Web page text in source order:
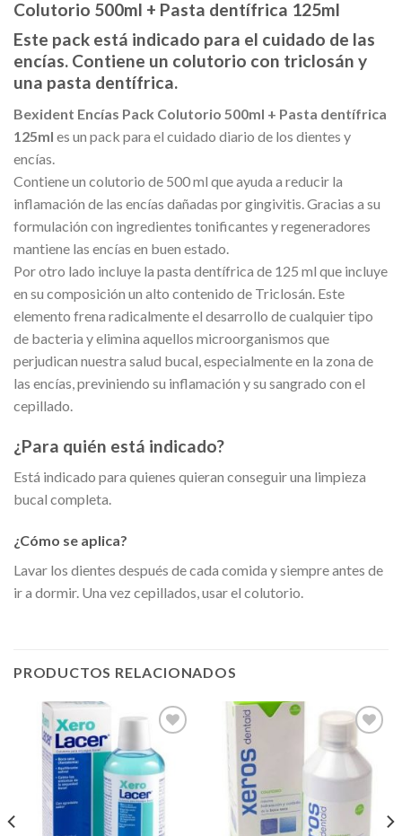
Colutorio 500ml + Pasta dentífrica 125ml
Este pack está indicado para el cuidado de las
encías. Contiene un colutorio con triclosán y
una pasta dentífrica.
Bexident Encías Pack Colutorio 500ml + Pasta dentífrica
125ml es un pack para el cuidado diario de los dientes y
encías.
Contiene un colutorio de 500 ml que ayuda a reducir la
inflamación de las encías dañadas por gingivitis. Gracias a su
formulación con ingredientes tonificantes y regeneradores
mantiene las encías en buen estado.
Por otro lado incluye la pasta dentífrica de 125 ml que incluye
en su composición un alto contenido de Triclosán. Este
elemento frena radicalmente el desarrollo de cualquier tipo
de bacteria y elimina aquellos microorganismos que
perjudican nuestra salud bucal, especialmente en la zona de
las encías, previniendo su inflamación y su sangrado con el
cepillado.
¿Para quién está indicado?
Está indicado para quienes quieran conseguir una limpieza
bucal completa.
¿Cómo se aplica?
Lavar los dientes después de cada comida y siempre antes de
ir a dormir. Una vez cepillados, usar el colutorio.
PRODUCTOS RELACIONADOS
Añadir
a la
lista de
deseos
Añadir
lista de
deseos